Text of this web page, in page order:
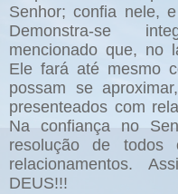
Senhor; confia nele,
Demonstra-se
mencionado que, no
Ele fará até mesmo
possam se
presenteados com
Na confiança no
resolução de
relacionamentos.
DEUS!!!